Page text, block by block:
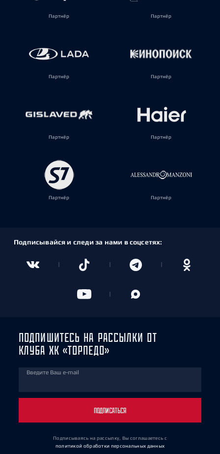
Партнёр Партнёр
Партнёр Партнёр
Партнёр Партнёр
Партнёр Партнёр
Подписывайся и следи за нами в соцсетях:
ПОДПИШИТЕСЬ НА РАССЫЛКИ ОТ
КЛУБА ХК «ТОРПЕДО»
Введите Ваш e-mail
ПОДПИСАТЬСЯ
Подписываясь на рассылку, Вы соглашаетесь с
политикой обработки персональных данных